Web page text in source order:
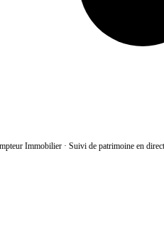
Immobilier·Suivi de patrimoine en direct